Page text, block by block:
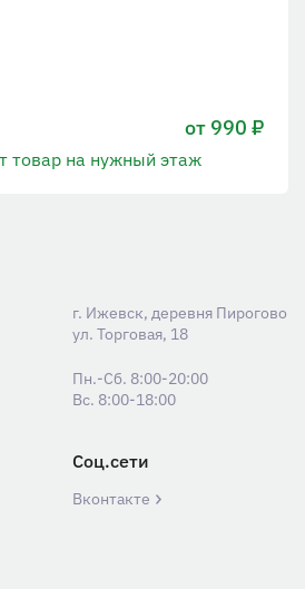
от 990 ₽
товар на нужный этаж
г. Ижевск, деревня Пирогово
ул. Торговая, 18
Пн.-Сб. 8:00-20:00
Вс. 8:00-18:00
Соц.сети
Вконтакте